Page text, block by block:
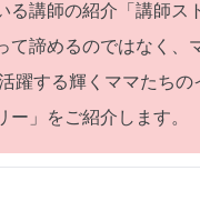
る講師の紹介「講師ス
て諦めるのではなく、
躍する輝くママたちの
ー」をご紹介します。